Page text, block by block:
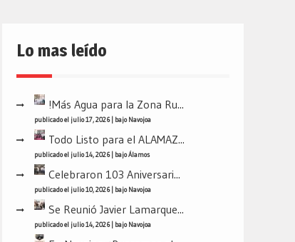
Lo mas leído
!Más Agua para la Zona Ru...
publicado el julio 17, 2026| bajoNavojoa
Todo Listo para el ALAMAZ...
publicado el julio 14, 2026| bajoÁlamos
Celebraron 103 Aniversari...
publicado el julio 10, 2026| bajoNavojoa
Se Reunió Javier Lamarque...
publicado el julio 14, 2026| bajoNavojoa